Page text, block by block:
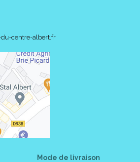
centre-albert.fr
Mode de livraison